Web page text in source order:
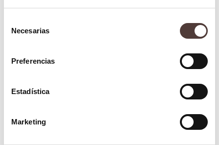
Necesarias
Preferencias
Estadística
Marketing
Capa blanca en la zona de las extracciones